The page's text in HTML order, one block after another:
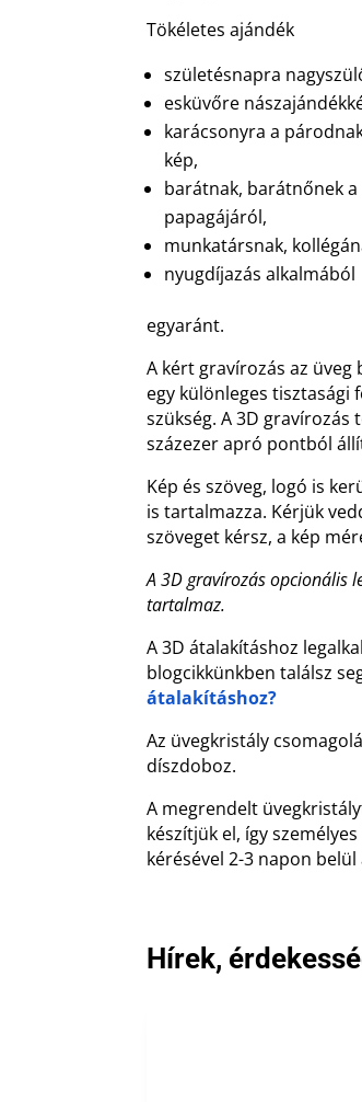
Tökéletes ajándék
születésnapra
esküvőre
karácsonyra a
kép,
barátnak, barátnőnek
papagájáról,
munkatársnak,
nyugdíjazás alkalmából
egyaránt.
A kért gravírozás az üveg
egy különleges tisztasági
szükség. A 3D
százezer apró pontból
Kép és szöveg, logó is
is tartalmazza. Kérjük
szöveget kérsz, a kép
A 3D gravírozás opcionális
tartalmaz.
A 3D átalakításhoz
blogcikkünkben találsz
átalakításhoz?
Az üvegkristály
díszdoboz.
A megrendelt
készítjük el, így
kérésével 2-3 napon
Hírek,